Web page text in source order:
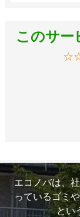
このサー
エコノバは、
っているゴミ
とい